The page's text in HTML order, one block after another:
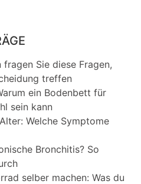
fragen Sie diese Fragen,
treffen
ein Bodenbett für
sein kann
Welche Symptome
Bronchitis? So
selber machen: Was du